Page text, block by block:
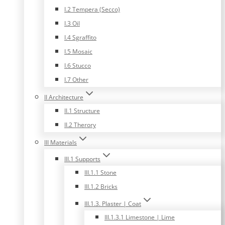
I.2 Tempera (Secco)
I.3 Oil
I.4 Sgraffito
I.5 Mosaic
I.6 Stucco
I.7 Other
II Architecture
II.1 Structure
II.2 Therory
III Materials
III.1 Supports
III.1.1 Stone
III.1.2 Bricks
III.1.3. Plaster | Coat
III.1.3.1 Limestone | Lime